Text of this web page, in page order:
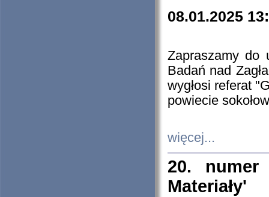
08.01.2025
Zapraszamy do
Badań nad
wygłosi referat
powiecie
więcej...
20. numer
Materiały'